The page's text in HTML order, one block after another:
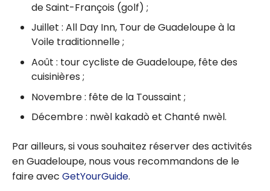
de Saint-François (golf) ;
Juillet : All Day Inn, Tour de Guadeloupe à la
Voile traditionnelle ;
Août : tour cycliste de Guadeloupe, fête des
cuisinières ;
Novembre : fête de la Toussaint ;
Décembre : nwèl kakadò et Chanté nwèl.
Par ailleurs, si vous souhaitez réserver des activités
en Guadeloupe, nous vous recommandons de le
faire avec GetYourGuide.